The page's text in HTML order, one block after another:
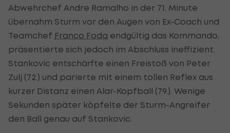
Abwehrchef Andre Ramalho in der 71. Minute
übernahm Sturm vor den Augen von Ex-Coach und
Teamchef Franco Foda endgültig das Kommando,
präsentierte sich jedoch im Abschluss ineffizient.
Stankovic entschärfte einen Freistoß von Peter
Zulj (72.) und parierte mit einem tollen Reflex aus
kurzer Distanz einen Alar-Kopfball (79.). Wenige
Sekunden später köpfelte der Sturm-Angreifer
den Ball genau auf Stankovic.